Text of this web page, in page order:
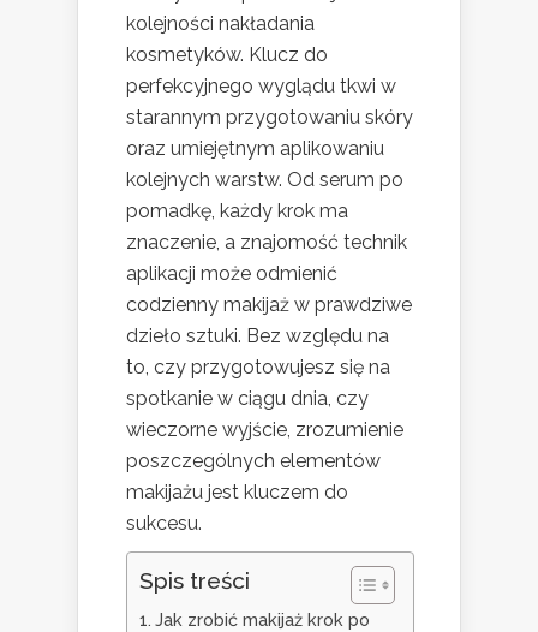
kolejności nakładania
kosmetyków. Klucz do
perfekcyjnego wyglądu tkwi w
starannym przygotowaniu skóry
oraz umiejętnym aplikowaniu
kolejnych warstw. Od serum po
pomadkę, każdy krok ma
znaczenie, a znajomość technik
aplikacji może odmienić
codzienny makijaż w prawdziwe
dzieło sztuki. Bez względu na
to, czy przygotowujesz się na
spotkanie w ciągu dnia, czy
wieczorne wyjście, zrozumienie
poszczególnych elementów
makijażu jest kluczem do
sukcesu.
Spis treści
Jak zrobić makijaż krok po